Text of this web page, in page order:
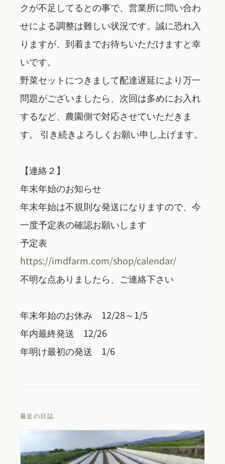
クが不足してるとの事で、営業所に問い合わ
せによる調整は難しい状況です。誠に恐れ入
りますが、到着までお待ちいただけますと幸
いです。
野菜セットにつきまして配達遅延により万一
問題がございましたら、次回は多めにお入れ
するなど、農園側で対応させていただきま
す。 引き続きよろしくお願い申し上げます。
【連絡２】
年末年始のお知らせ
年末年始は不規則な発送になりますので、今
一度予定表の確認お願いします
予定表
https://imdfarm.com/shop/calendar/
不明な点ありましたら、ご連絡下さい
年末年始のお休み 12/28～1/5
年内最終発送 12/26
年明け最初の発送 1/6
最近の日誌